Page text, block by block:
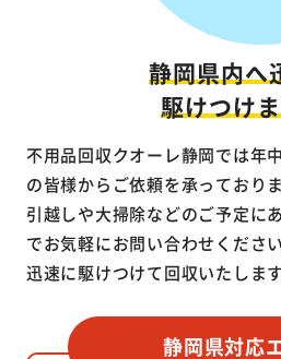
静岡県内へ
駆けつけ
不用品回収クオーレ静岡では年
の皆様からご依頼を承っておりま
引越しや大掃除などのご予定に
でお気軽にお問い合わせください
迅速に駆けつけて回収いたします
静岡県対応